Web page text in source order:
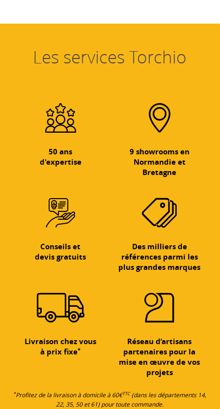
Les services Torchio
50 ans
d'expertise
9 showrooms en
Normandie et
Bretagne
Conseils et
devis gratuits
Des milliers de
références parmi les
plus grandes marques
Livraison chez vous
à prix fixe*
Réseau d’artisans
partenaires pour la
mise en œuvre de vos
projets
*Profitez de la livraison à domicile à 60€TTC(dans les départements 14,
22, 35, 50 et 61) pour toute commande.